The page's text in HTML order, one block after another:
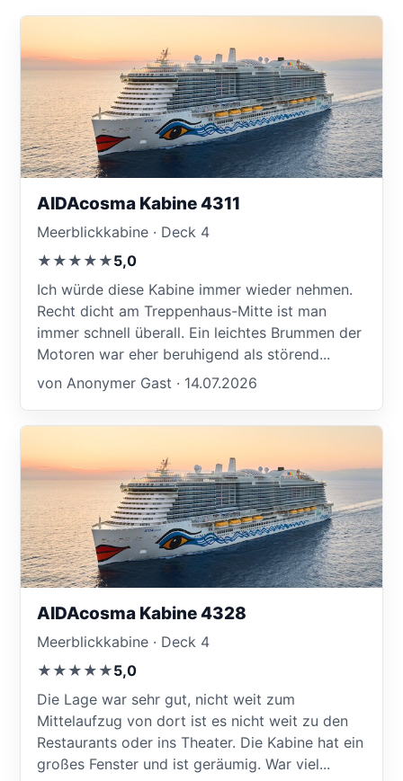
AIDAcosma Kabine 4311
Meerblickkabine · Deck 4
★★★★★5,0
Ich würde diese Kabine immer wieder nehmen.
Recht dicht am Treppenhaus-Mitte ist man
immer schnell überall. Ein leichtes Brummen der
Motoren war eher beruhigend als störend...
von Anonymer Gast · 14.07.2026
AIDAcosma Kabine 4328
Meerblickkabine · Deck 4
★★★★★5,0
Die Lage war sehr gut, nicht weit zum
Mittelaufzug von dort ist es nicht weit zu den
Restaurants oder ins Theater. Die Kabine hat ein
großes Fenster und ist geräumig. War viel...